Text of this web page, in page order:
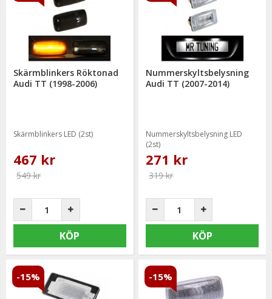
Skärmblinkers Röktonad
Audi TT (1998-2006)
Skärmblinkers LED (2st)
467 kr
549 kr
KÖP
Nummerskyltsbelysning
Audi TT (2007-2014)
Nummerskyltsbelysning LED
(2st)
271 kr
319 kr
KÖP
-15% -15%